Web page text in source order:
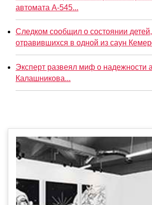
автомата А-545...
Следком сообщил о состоянии детей,
отравившихся в одной из саун
Эксперт развеял миф о надежности
Калашникова...